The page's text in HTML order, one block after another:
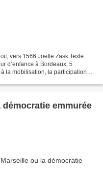
Zask Texte
d’enfance à Bordeaux, 5
la mobilisation, la participation
emmurée